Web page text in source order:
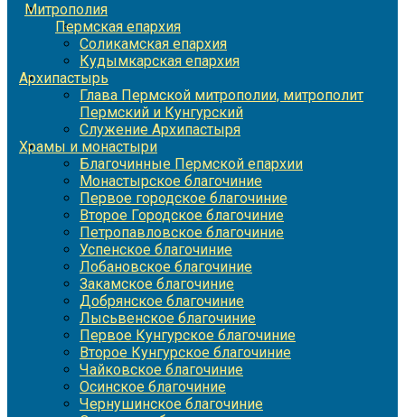
Митрополия
Пермская епархия
Соликамская епархия
Кудымкарская епархия
Архипастырь
Глава Пермской митрополии, митрополит
Пермский и Кунгурский
Служение Архипастыря
Храмы и монастыри
Благочинные Пермской епархии
Монастырское благочиние
Первое городское благочиние
Второе Городское благочиние
Петропавловское благочиние
Успенское благочиние
Лобановское благочиние
Закамское благочиние
Добрянское благочиние
Лысьвенское благочиние
Первое Кунгурское благочиние
Второе Кунгурское благочиние
Чайковское благочиние
Осинское благочиние
Чернушинское благочиние